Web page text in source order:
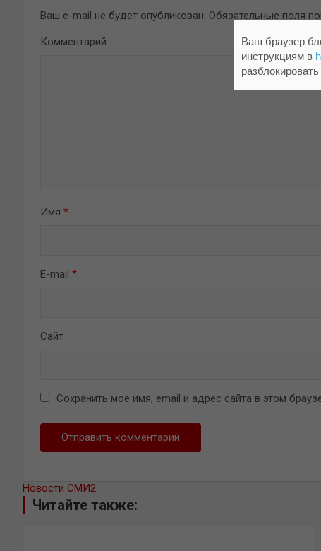
Ваш e-mail не будет опубликован. Обязательные поля
Комментарий
Имя *
E-mail *
Сайт
Сохранить моё имя, email и адрес сайта в этом
Новости СМИ2
Читайте также:
Ваш браузер
инструкциям в